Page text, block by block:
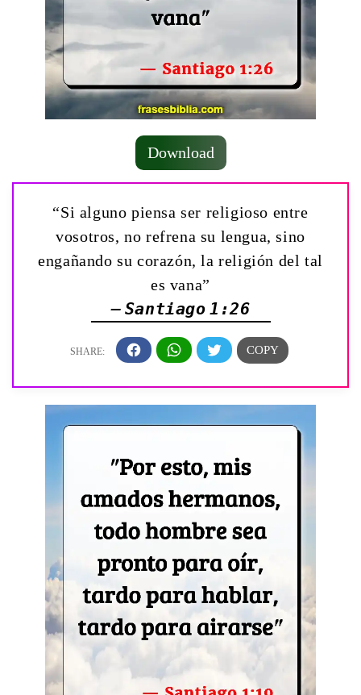
Download
“Si alguno piensa ser religioso entre
vosotros, no refrena su lengua, sino
engañando su corazón, la religión del tal
es vana”
— Santiago 1:26